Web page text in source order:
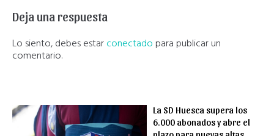
Deja una respuesta
Lo siento, debes estarconectado para publicar un
comentario.
La SD Huesca supera los
6.000 abonados y abre el